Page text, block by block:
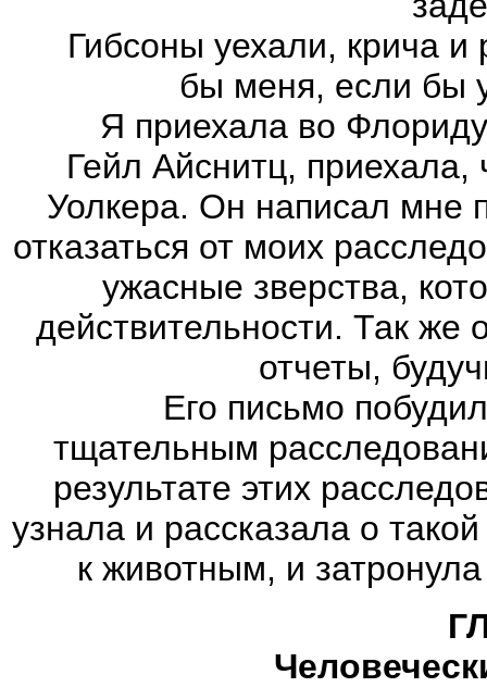
Гибсоны уехали, крича и
бы меня, если бы
Я приехала во Флориду
Гейл Айснитц,
Уолкера. Он написал мне
отказаться от моих
ужасные зверства,
действительности. Так же
отчеты,
Его письмо
тщательным
результате этих
узнала и рассказала о
к животным, и